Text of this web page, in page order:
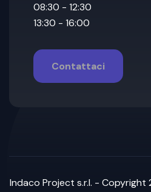
08:30 - 12:30
13:30 - 16:00
Contattaci
Indaco Project s.r.l. -